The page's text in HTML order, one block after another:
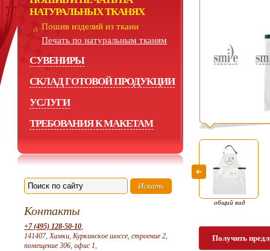
НАТУРАЛЬНЫХ ТКАНЯХ
Пошив изделий из ткани
Печать по натуральным тканям
СУВЕНИРЫ
СКЛАД ГОТОВОЙ ПРОДУКЦИИ
УСЛУГИ
ТРЕБОВАНИЯ К МАКЕТАМ
Контакты
+7 (495) 128-50-10,
141407, Химки, Куркинское шоссе, строение 2,
помещение 306, офис 1,
общий вид
Получить